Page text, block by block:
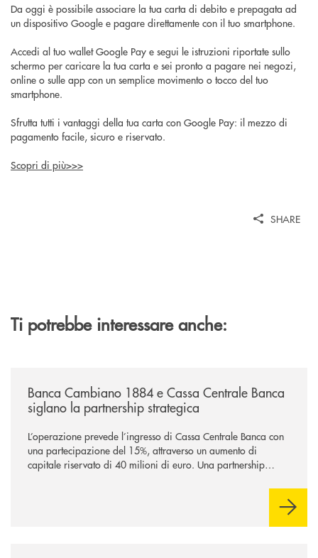
Da oggi è possibile associare la tua carta di debito e prepagata ad
un dispositivo Google e pagare direttamente con il tuo smartphone.
Accedi al tuo wallet Google Pay e segui le istruzioni riportate sullo
schermo per caricare la tua carta e sei pronto a pagare nei negozi,
online o sulle app con un semplice movimento o tocco del tuo
smartphone.
Sfrutta tutti i vantaggi della tua carta con Google Pay: il mezzo di
pagamento facile, sicuro e riservato.
Scopri di più>>>
SHARE
Ti potrebbe interessare anche:
Banca Cambiano 1884 e Cassa Centrale Banca
siglano la partnership strategica
L’operazione prevede l’ingresso di Cassa Centrale Banca con
una partecipazione del 15%, attraverso un aumento di
capitale riservato di 40 milioni di euro. Una partnership
comuni e sulla prossimità ai territori, per ampliare l’offerta e